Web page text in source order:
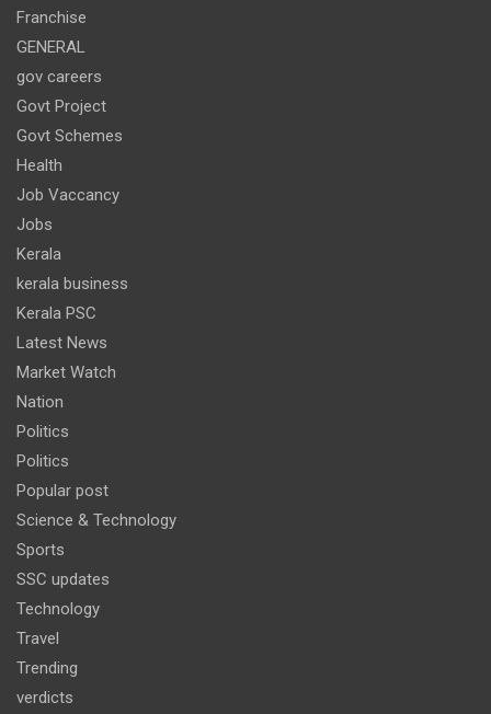
Franchise
GENERAL
gov careers
Govt Project
Govt Schemes
Health
Job Vaccancy
Jobs
Kerala
kerala business
Kerala PSC
Latest News
Market Watch
Nation
Politics
Politics
Popular post
Science & Technology
Sports
SSC updates
Technology
Travel
Trending
verdicts